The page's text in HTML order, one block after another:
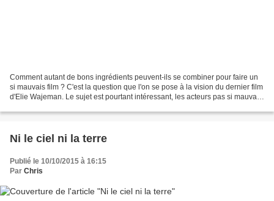
Comment autant de bons ingrédients peuvent-ils se combiner pour faire un
si mauvais film ? C'est la question que l'on se pose à la vision du dernier film
d'Elie Wajeman. Le sujet est pourtant intéressant, les acteurs pas si mauvais,
Ni le ciel ni la terre
Publié le 10/10/2015 à 16:15
Par Chris